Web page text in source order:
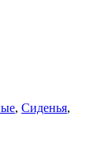
, Сиденья,